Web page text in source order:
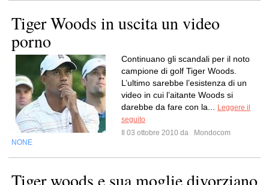
Tiger Woods in uscita un video
porno
Continuano gli scandali per il noto
campione di golf Tiger Woods.
L’ultimo sarebbe l’esistenza di un
video in cui l’aitante Woods si
darebbe da fare con la...
Leggere il
seguito
Il 03 ottobre 2010 da
Mondocom
NONE
Tiger woods e sua moglie divorziano